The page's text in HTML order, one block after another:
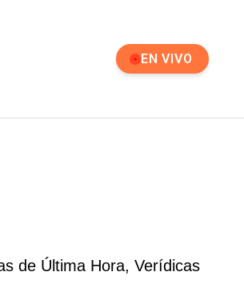
EN VIVO
de Última Hora, Verídicas